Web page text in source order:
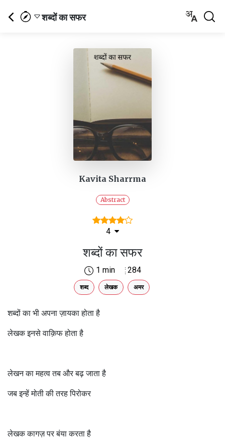
शब्दों का सफर
Kavita Sharrma
Abstract
4
शब्दों का सफर
1 min 284
शब्द लेखक अमर
शब्दों का भी अपना ज़ायका होता है
लेखक इनसे वाक़िफ होता है
लेखन का महत्व तब और बढ़ जाता है
जब इन्हें मोती की तरह पिरोकर
लेखक कागज़ पर बंया करता है